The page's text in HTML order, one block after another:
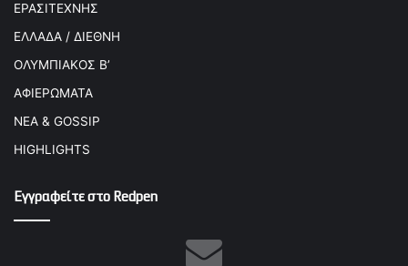
ΕΡΑΣΙΤΕΧΝΗΣ
ΕΛΛΑΔΑ / ΔΙΕΘΝΗ
ΟΛΥΜΠΙΑΚΟΣ Β’
ΑΦΙΕΡΩΜΑΤΑ
ΝΕΑ & GOSSIP
HIGHLIGHTS
Εγγραφείτε στο Redpen